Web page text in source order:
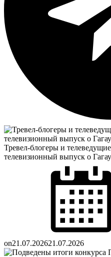
Тревел-блогеры и
телевизионный выпуск о
on21.07.202621.07.2026